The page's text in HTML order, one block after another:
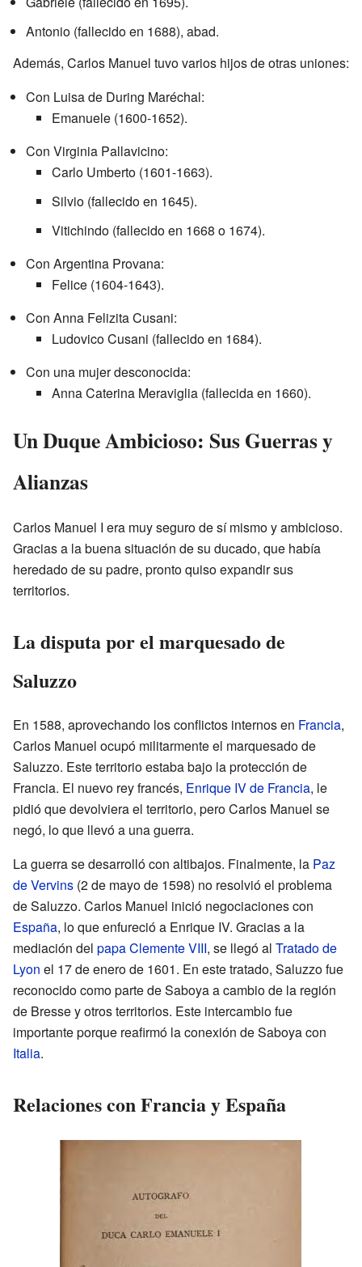
Antonio (fallecido en 1688), abad.
Además, Carlos Manuel tuvo varios hijos de otras uniones:
Con Luisa de During Maréchal:
Emanuele (1600-1652).
Con Virginia Pallavicino:
Carlo Umberto (1601-1663).
Silvio (fallecido en 1645).
Vitichindo (fallecido en 1668 o 1674).
Con Argentina Provana:
Felice (1604-1643).
Con Anna Felizita Cusani:
Ludovico Cusani (fallecido en 1684).
Con una mujer desconocida:
Anna Caterina Meraviglia (fallecida en 1660).
Un Duque Ambicioso: Sus Guerras y
Alianzas
Carlos Manuel I era muy seguro de sí mismo y ambicioso.
Gracias a la buena situación de su ducado, que había
heredado de su padre, pronto quiso expandir sus
territorios.
La disputa por el marquesado de
Saluzzo
En 1588, aprovechando los conflictos internos en Francia,
Carlos Manuel ocupó militarmente el marquesado de
Saluzzo. Este territorio estaba bajo la protección de
Francia. El nuevo rey francés, Enrique IV de Francia, le
pidió que devolviera el territorio, pero Carlos Manuel se
negó, lo que llevó a una guerra.
La guerra se desarrolló con altibajos. Finalmente, la Paz
de Vervins (2 de mayo de 1598) no resolvió el problema
de Saluzzo. Carlos Manuel inició negociaciones con
España, lo que enfureció a Enrique IV. Gracias a la
mediación del papa Clemente VIII, se llegó al Tratado de
Lyon el 17 de enero de 1601. En este tratado, Saluzzo fue
reconocido como parte de Saboya a cambio de la región
de Bresse y otros territorios. Este intercambio fue
importante porque reafirmó la conexión de Saboya con
Italia.
Relaciones con Francia y España